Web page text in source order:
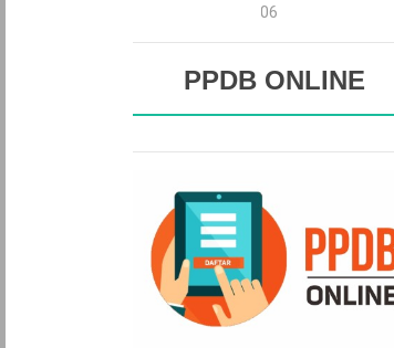
09:06
PPDB ONLINE